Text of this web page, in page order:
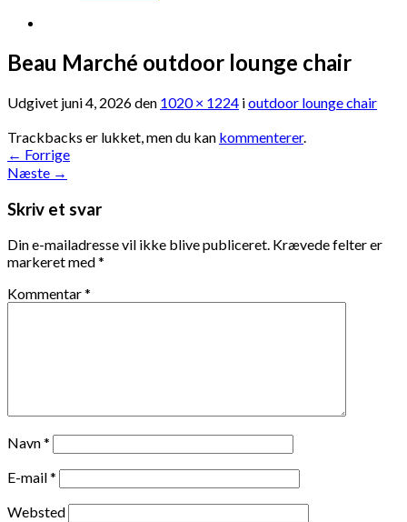
Beau Marché outdoor lounge chair
Udgivet juni 4, 2026den 1020 × 1224 ioutdoor lounge chair
Trackbacks er lukket, men du kan kommenterer.
← Forrige
Næste →
Skriv et svar
Din e-mailadresse vil ikke blive publiceret. Krævede felter er
markeret med*
Kommentar*
Navn*
E-mail*
Websted